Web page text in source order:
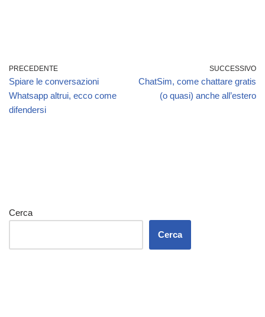
PRECEDENTE
Spiare le conversazioni
Whatsapp altrui, ecco come
difendersi
SUCCESSIVO
ChatSim, come chattare gratis
(o quasi) anche all’estero
Cerca
Cerca